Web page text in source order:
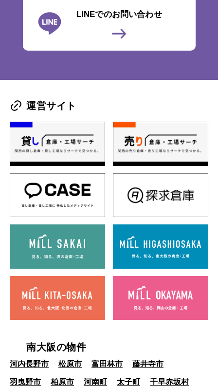
LINEでのお問い合わせ
運営サイト
南大阪の物件
河内長野市 松原市 富田林市 藤井寺市
羽曳野市 柏原市 河南町 太子町 千早赤坂村